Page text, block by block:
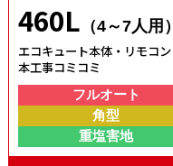
460L （4～7人用）
エコキュート本体・リモコ
本工事コミコミ
フルオート
角型
重塩害地